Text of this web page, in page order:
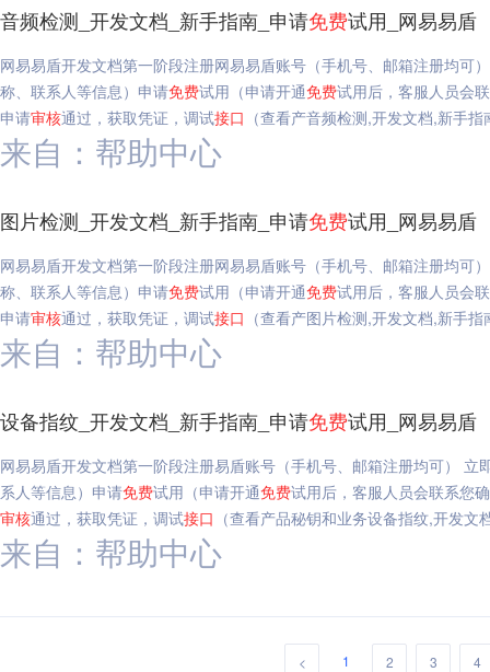
音频检测_开发文档_新手指南_申请免费试用_网易易盾
网易易盾开发文档第一阶段注册网易易盾账号（手机号、邮箱注册均可
称、联系人等信息）申请免费试用（申请开通免费试用后，客服人员会
申请审核通过，获取凭证，调试接口 （查看产音频检测,开发文档,新手指
来自：帮助中心
图片检测_开发文档_新手指南_申请免费试用_网易易盾
网易易盾开发文档第一阶段注册网易易盾账号（手机号、邮箱注册均可
称、联系人等信息）申请免费试用（申请开通免费试用后，客服人员会
申请审核通过，获取凭证，调试接口 （查看产图片检测,开发文档,新手指
来自：帮助中心
设备指纹_开发文档_新手指南_申请免费试用_网易易盾
网易易盾开发文档第一阶段注册易盾账号（手机号、邮箱注册均可）
系人等信息）申请免费试用（申请开通免费试用后，客服人员会联系您
审核通过，获取凭证，调试接口 （查看产品秘钥和业务设备指纹,开发文
来自：帮助中心
< 1 2 3 4